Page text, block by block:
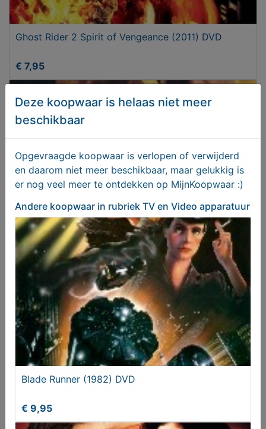
Ghost Rider 2 Spirit of Vengeance (2011) DVD
€ 7,95
The Last Boy Scout (1991) VHS
Vanaf € 2,50
Deze koopwaar is helaas niet meer
beschikbaar
Opgevraagde koopwaar is verlopen of verwijderd
en daarom niet meer beschikbaar, maar gelukkig is
er nog veel meer te ontdekken op MijnKoopwaar :)
Andere koopwaar in rubriek TV en Video apparatuur
Blade Runner (1982) DVD
€ 9,95